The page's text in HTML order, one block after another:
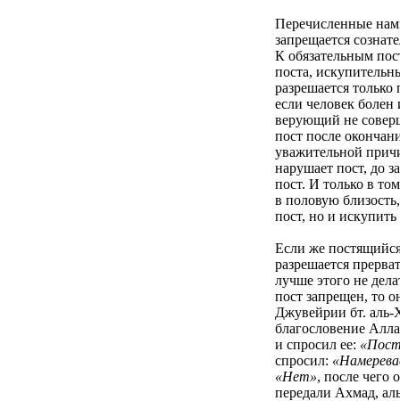
Перечисленные
запрещается
К обязательным
поста,
разрешается
если человек болен
верующий не
пост после
уважительной
нарушает пост, до
пост. И только в
в половую
пост, но и искупить
Если же
разрешается
лучше этого не
пост запрещен, то
Джувейрии бт.
благословение
и спросил ее:
спросил:
«Нет», после чего
передали Ахмад,